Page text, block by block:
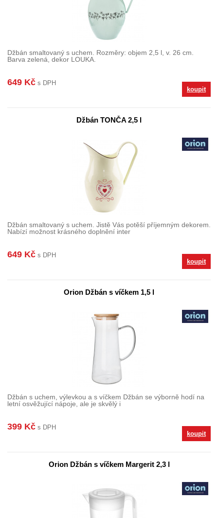
Džbán smaltovaný s uchem. Rozměry: objem 2,5 l, v. 26 cm.
Barva zelená, dekor LOUKA.
649 Kč s DPH
koupit
Džbán TONČA 2,5 l
Džbán smaltovaný s uchem. Jistě Vás potěší příjemným dekorem.
Nabízí možnost krásného doplnění inter
649 Kč s DPH
koupit
Orion Džbán s víčkem 1,5 l
Džbán s uchem, výlevkou a s víčkem Džbán se výborně hodí na
letní osvěžující nápoje, ale je skvělý i
399 Kč s DPH
koupit
Orion Džbán s víčkem Margerit 2,3 l